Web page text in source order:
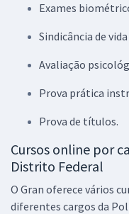
Exames
Sindicância de
Avaliação
Prova prática
Prova de títulos.
Cursos online por
Distrito Federal
O Gran oferece vários
diferentes cargos da